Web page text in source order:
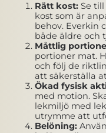
Rätt kost:Se till
kost som är
behov. Everkin
både äldre och
Måttlig
portioner mat.
och följ de
att säkerställa
Ökad fysisk
med motion.
lekmiljö med
utrymme att
Belöning: